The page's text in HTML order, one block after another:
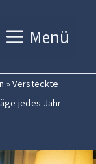
Menü
» Versteckte
jedes Jahr